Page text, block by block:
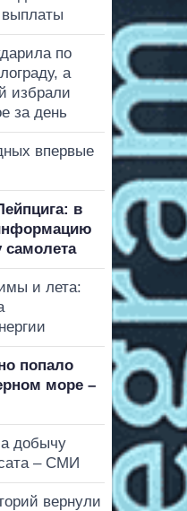
выплаты
по
а
избрали
за день
впервые
в
самолета
и лета:
попало
море –
добычу
– СМИ
вернули